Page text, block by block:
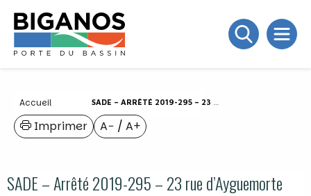
Accueil SADE – ARRÊTÉ 2019-295 – 23 RUE D’AYGUEMORTE
A− / A+
Imprimer
SADE – Arrêté 2019-295 – 23 rue d’Ayguemorte